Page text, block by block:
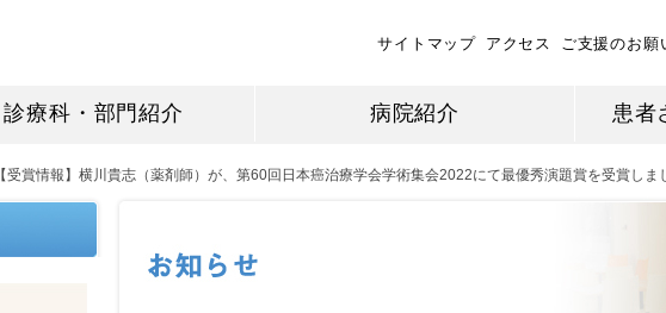
サイトマップ アクセス ご支援のお願
診療科・部門紹介 病院紹介 患者
【受賞情報】横川貴志（薬剤師）が、第60回日本癌治療学会学術集会2022にて最優秀演題賞を受賞しま